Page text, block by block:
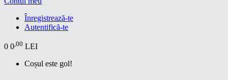
Înregistrează-te
Autentifică-te
0 0,00 LEI
Coșul este gol!